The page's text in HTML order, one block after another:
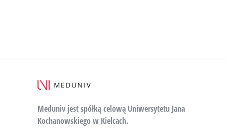
Meduniv jest spółką celową Uniwersytetu Jana
Kochanowskiego w Kielcach.